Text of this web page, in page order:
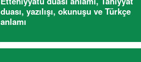
duası, yazılışı, okunuşu ve Türkçe
anlamı